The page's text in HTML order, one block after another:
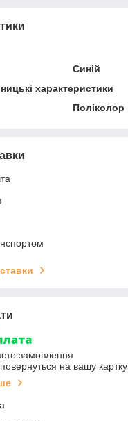
Синій
характеристики
Поліколор
замовлення
на вашу картку